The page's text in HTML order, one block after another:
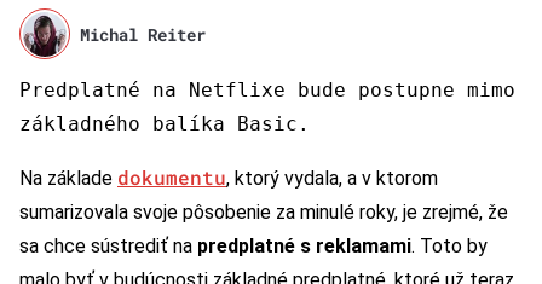
Michal Reiter
Predplatné na Netflixe bude postupne mimo
základného balíka Basic.
Na základe dokumentu, ktorý vydala, a v ktorom
sumarizovala svoje pôsobenie za minulé roky, je zrejmé, že
sa chce sústrediť na predplatné s reklamami. Toto by